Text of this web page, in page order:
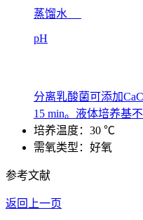
蒸馏水
pH
分离乳酸菌可添加
15 min。液体培养基
培养温度：30 ℃
需氧类型：好氧
参考文献
返回上一页